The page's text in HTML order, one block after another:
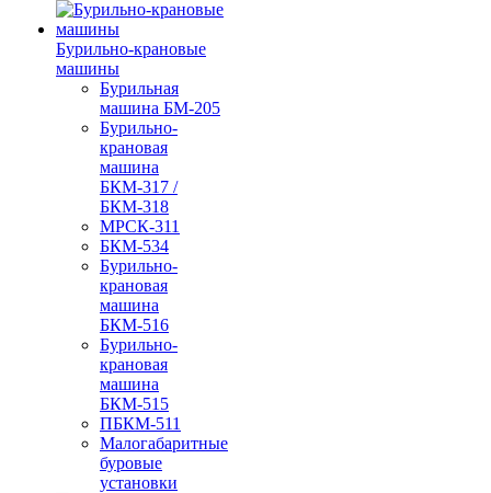
Бурильно-крановые
машины
Бурильная
машина БМ-205
Бурильно-
крановая
машина
БКМ-317 /
БКМ-318
МРСК-311
БКМ-534
Бурильно-
крановая
машина
БКМ-516
Бурильно-
крановая
машина
БКМ-515
ПБКМ-511
Малогабаритные
буровые
установки